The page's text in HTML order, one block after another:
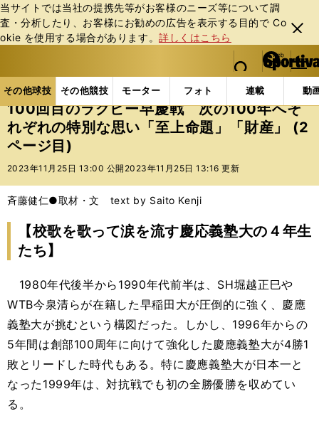
当サイトでは当社の提携先等がお客様のニーズ等について調
査・分析したり、お客様にお勧めの広告を表⽰する⽬的で Co
okie を使⽤する場合があります。詳しくはこちら
閉じ
る
web Sportiva (webスポルティーバ)
検索
マイペ
ー
ジ
メニュ
その他球技 その他競技 モーター フォト 連載 動
ス
ポ
ル
テ
ー
バ
その他球技の記事一覧 ラグビー 100回目のラグビ
100回目のラグビー早慶戦 次の100年へそ
れぞれの特別な思い「至上命題」「財産」 (2
ページ目)
2023年11月25日 13:00 公開 2023年11月25日 13:16 更新
斉藤健仁●取材・文 text by Saito Kenji
【校歌を歌って涙を流す慶応義塾大の４年生
たち】
1980年代後半から1990年代前半は、SH堀越正巳や
WTB今泉清らが在籍した早稲田大が圧倒的に強く、慶應
義塾大が挑むという構図だった。しかし、1996年からの
5年間は創部100周年に向けて強化した慶應義塾大が4勝1
敗とリードした時代もある。特に慶應義塾大が日本一と
なった1999年は、対抗戦でも初の全勝優勝を収めてい
る。